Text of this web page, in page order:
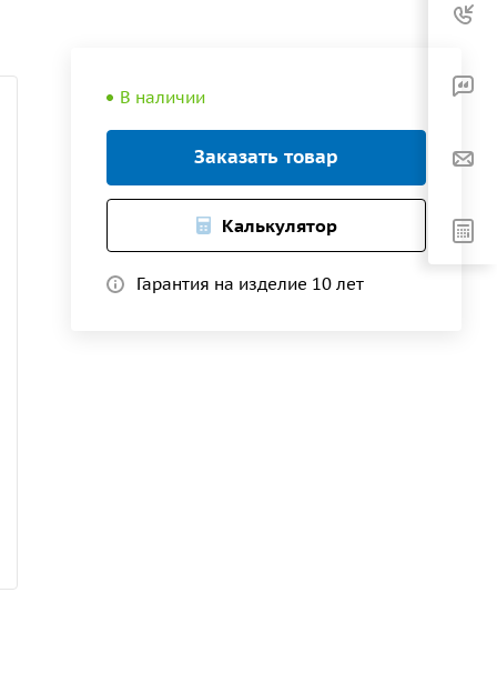
В наличии
Заказать товар
Калькулятор
Гарантия на изделие 10 лет